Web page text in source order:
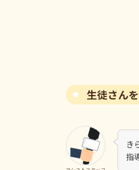
生徒さん
き
指